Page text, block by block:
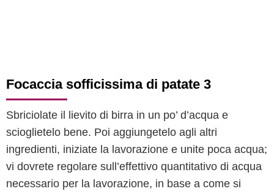
Focaccia sofficissima di patate 3
Sbriciolate il lievito di birra in un po’ d’acqua e
scioglietelo bene. Poi aggiungetelo agli altri
ingredienti, iniziate la lavorazione e unite poca acqua;
vi dovrete regolare sull’effettivo quantitativo di acqua
necessario per la lavorazione, in base a come si